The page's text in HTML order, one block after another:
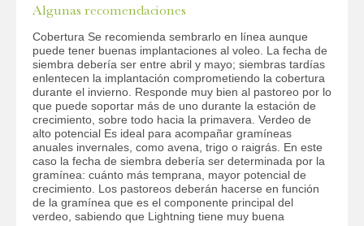
Algunas recomendaciones
Cobertura Se recomienda sembrarlo en línea aunque
puede tener buenas implantaciones al voleo. La fecha de
siembra debería ser entre abril y mayo; siembras tardías
enlentecen la implantación comprometiendo la cobertura
durante el invierno. Responde muy bien al pastoreo por lo
que puede soportar más de uno durante la estación de
crecimiento, sobre todo hacia la primavera. Verdeo de
alto potencial Es ideal para acompañar gramíneas
anuales invernales, como avena, trigo o raigrás. En este
caso la fecha de siembra debería ser determinada por la
gramínea: cuánto más temprana, mayor potencial de
crecimiento. Los pastoreos deberán hacerse en función
de la gramínea que es el componente principal del
verdeo, sabiendo que Lightning tiene muy buena